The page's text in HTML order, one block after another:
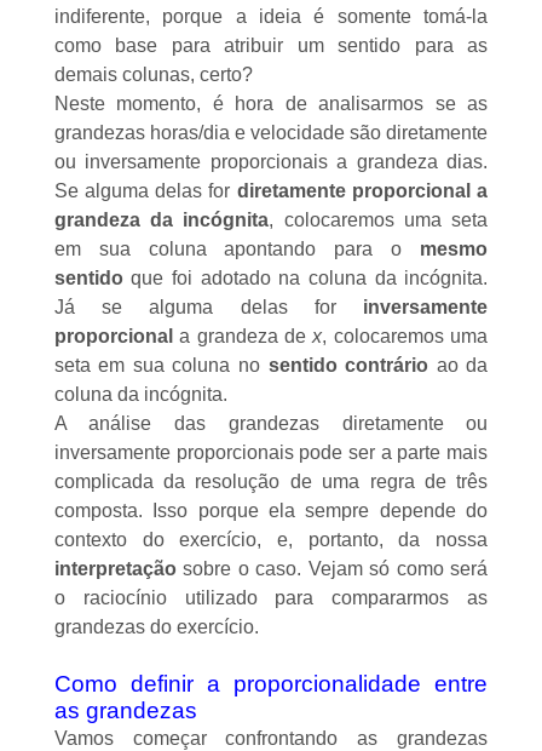
indiferente, porque a ideia é somente tomá-la
como base para atribuir um sentido para as
demais colunas, certo?
Neste momento, é hora de analisarmos se as
grandezas horas/dia e velocidade são diretamente
ou inversamente proporcionais a grandeza dias.
Se alguma delas for diretamente proporcional a
grandeza da incógnita, colocaremos uma seta
em sua coluna apontando para o mesmo
sentidoque foi adotado na coluna da incógnita.
Já se alguma delas for inversamente
proporcionala grandeza dex, colocaremos uma
seta em sua coluna no sentido contrário ao da
coluna da incógnita.
A análise das grandezas diretamente ou
inversamente proporcionais pode ser a parte mais
complicada da resolução de uma regra de três
composta. Isso porque ela sempre depende do
contexto do exercício, e, portanto, da nossa
interpretaçãosobre o caso. Vejam só como será
o raciocínio utilizado para compararmos as
grandezas do exercício.
Como definir a proporcionalidade entre
as grandezas
Vamos começar confrontando as grandezas